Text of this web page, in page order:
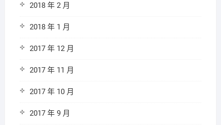
2018 年 2 月
2018 年 1 月
2017 年 12 月
2017 年 11 月
2017 年 10 月
2017 年 9 月